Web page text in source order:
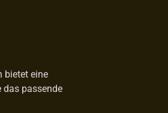
bietet eine
das passende